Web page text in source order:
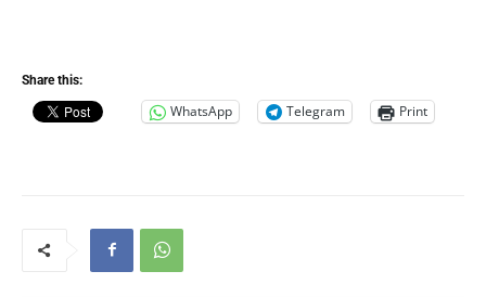
Share this:
WhatsApp Telegram Print